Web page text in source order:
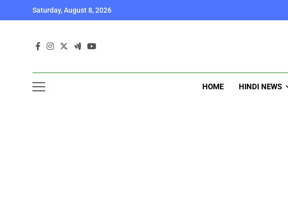
Saturday, August 8, 2026
HOME HINDI NEWS